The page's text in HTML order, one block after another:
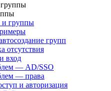
группы
и группы
групп
отсутствия
вход
— AD/SSO
— права
и авторизация